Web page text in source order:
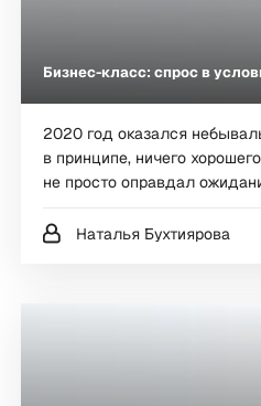
Бизнес-класс: спрос в
2020 год оказался
в принципе, ничего
не просто оправдал
Наталья Бухтиярова